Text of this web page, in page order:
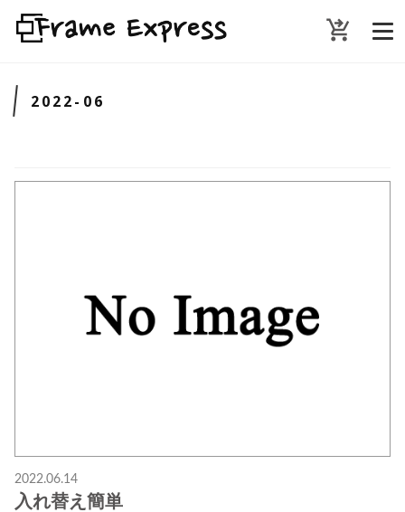
shopping_cart_checkout
2022-06
2022.06.14
入れ替え簡単